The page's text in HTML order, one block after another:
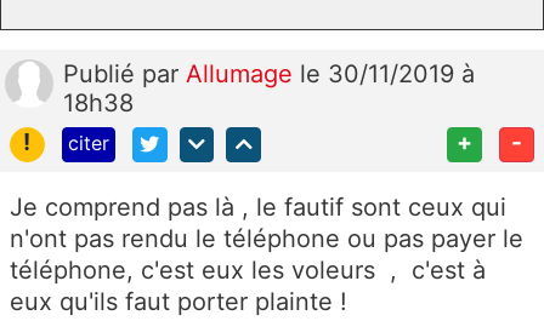
Publié par Allumage le 30/11/2019 à
18h38
!
citer + -
Je comprend pas là , le fautif sont ceux qui
n'ont pas rendu le téléphone ou pas payer le
téléphone, c'est eux les voleurs , c'est à
eux qu'ils faut porter plainte !